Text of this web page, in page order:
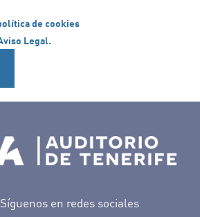
de cookies
Legal.
Síguenos en redes sociales